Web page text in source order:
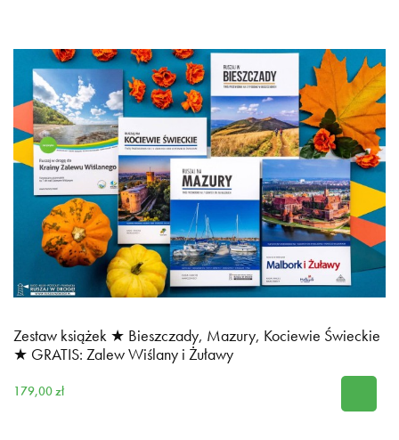
Zestaw książek ★ Bieszczady, Mazury, Kociewie Świeckie
★ GRATIS: Zalew Wiślany i Żuławy
179,00 zł